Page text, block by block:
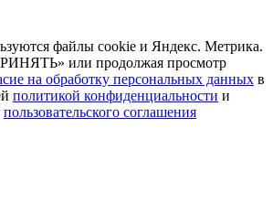
файлы cookie и Яндекс. Метрика.
или продолжая просмотр
на обработку персональных данных в
политикой конфиденциальности и
пользовательского соглашения